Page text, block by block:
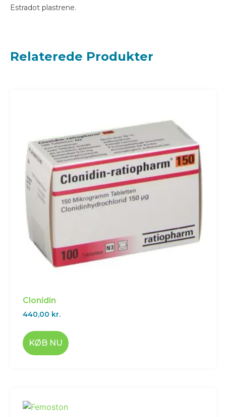
Estradot plastrene.
Relaterede Produkter
Clonidin
440,00 kr.
KØB NU